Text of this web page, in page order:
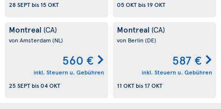
28 SEPTbis 15 OKT
05 OKTbis 19 OKT
Montreal (CA)
von Amsterdam(NL)
560 €
inkl. Steuern u. Gebühren
25 SEPTbis04 OKT
Montreal (CA)
von Berlin (DE)
587 €
inkl. Steuern u. Gebühren
11 OKTbis 17 OKT